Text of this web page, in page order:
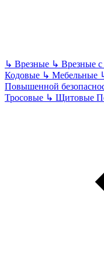
↳ Врезные ↳ Врезные
Кодовые ↳ Мебельные
Повышенной
Тросовые ↳ Щитовые